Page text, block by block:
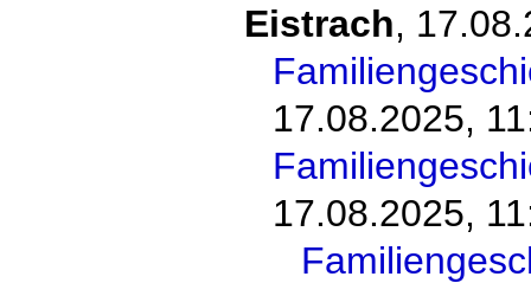
Eistrach,
17.08.2025,
17.08.2025,